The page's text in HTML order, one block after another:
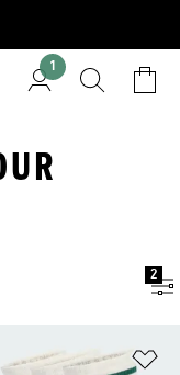
1
2
Liste de produits